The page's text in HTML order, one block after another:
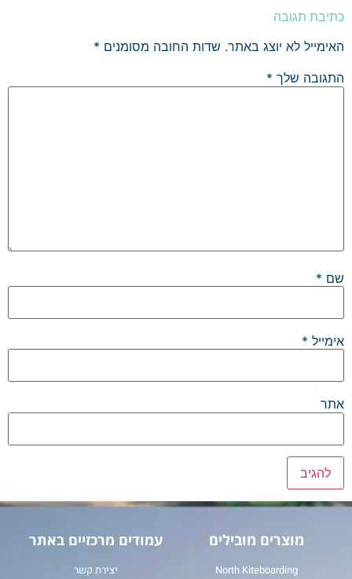
כתיבת תגובה
האימייל לא יוצג באתר. שדות החובה מסומנים *
התגובה שלך *
שם *
אימייל *
אתר
מוצרים מובילים
North Kiteboarding
עמודים מרכזיים באתר
יצירת קשר